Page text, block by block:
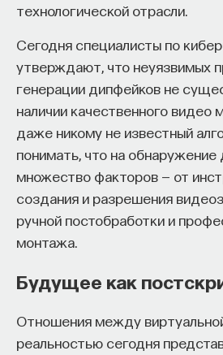
технологической отрасли.
Сегодня специалисты по
утверждают, что неуязвимых
генерации дипфейков не
наличии качественного видео
даже никому не известный
понимать, что на обнаружение
множество факторов — от
создания и разрешения
ручной постобработки и
монтажа.
Будущее как
Отношения между
реальностью сегодня